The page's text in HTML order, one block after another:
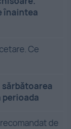
înaintea
Ce
sărbătoarea
de